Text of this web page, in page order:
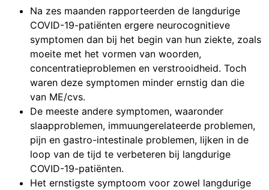
Na zes maanden rapporteerden de langdurige
COVID-19-patiënten ergere neurocognitieve
symptomen dan bij het begin van hun ziekte, zoals
moeite met het vormen van woorden,
concentratieproblemen en verstrooidheid. Toch
waren deze symptomen minder ernstig dan die
van ME/cvs.
De meeste andere symptomen, waaronder
slaapproblemen, immuungerelateerde problemen,
pijn en gastro-intestinale problemen, lijken in de
loop van de tijd te verbeteren bij langdurige
COVID-19-patiënten.
Het ernstigste symptoom voor zowel langdurige